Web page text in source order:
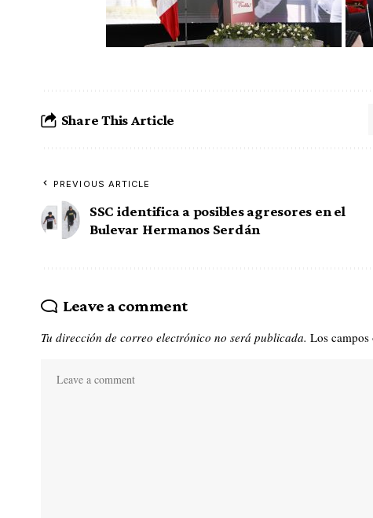
Share This Article
PREVIOUS ARTICLE
SSC identifica a posibles agresores en el
Bulevar Hermanos Serdán
Leave a comment
Tu dirección de correo electrónico no será publicada. Los